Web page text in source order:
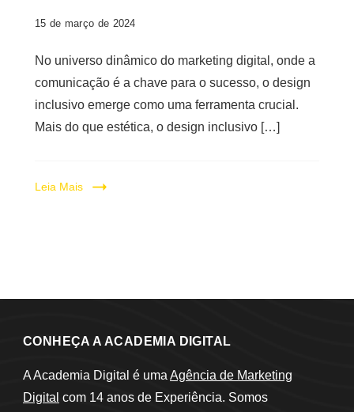
15 de março de 2024
No universo dinâmico do marketing digital, onde a
comunicação é a chave para o sucesso, o design
inclusivo emerge como uma ferramenta crucial.
Mais do que estética, o design inclusivo […]
Leia Mais
CONHEÇA A ACADEMIA DIGITAL
A Academia Digital é uma Agência de Marketing
Digital com 14 anos de Experiência. Somos